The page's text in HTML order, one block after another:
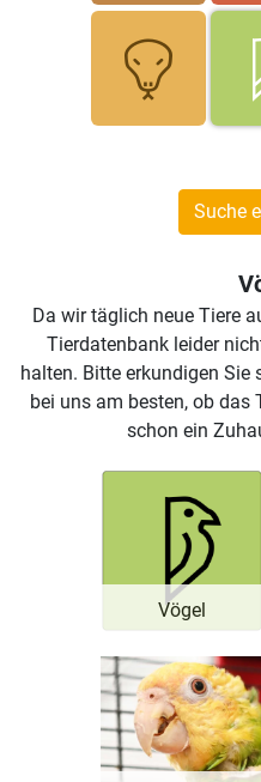
Suche
Da wir täglich neue Tiere
Tierdatenbank leider
halten. Bitte erkundigen Sie
bei uns am besten, ob das
schon ein
Vögel